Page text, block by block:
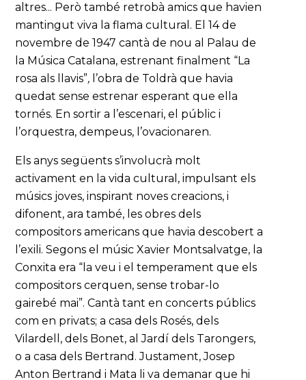
altres... Però també retrobà amics que havien
mantingut viva la flama cultural. El 14 de
novembre de 1947 cantà de nou al Palau de
la Música Catalana, estrenant finalment “La
rosa als llavis”, l’obra de Toldrà que havia
quedat sense estrenar esperant que ella
tornés. En sortir a l’escenari, el públic i
l’orquestra, dempeus, l’ovacionaren.
Els anys següents s’involucrà molt
activament en la vida cultural, impulsant els
músics joves, inspirant noves creacions, i
difonent, ara també, les obres dels
compositors americans que havia descobert a
l’exili. Segons el músic Xavier Montsalvatge, la
Conxita era “la veu i el temperament que els
compositors cerquen, sense trobar-lo
gairebé mai”. Cantà tant en concerts públics
com en privats; a casa dels Rosés, dels
Vilardell, dels Bonet, al Jardí dels Tarongers,
o a casa dels Bertrand. Justament, Josep
Anton Bertrand i Mata li va demanar que hi